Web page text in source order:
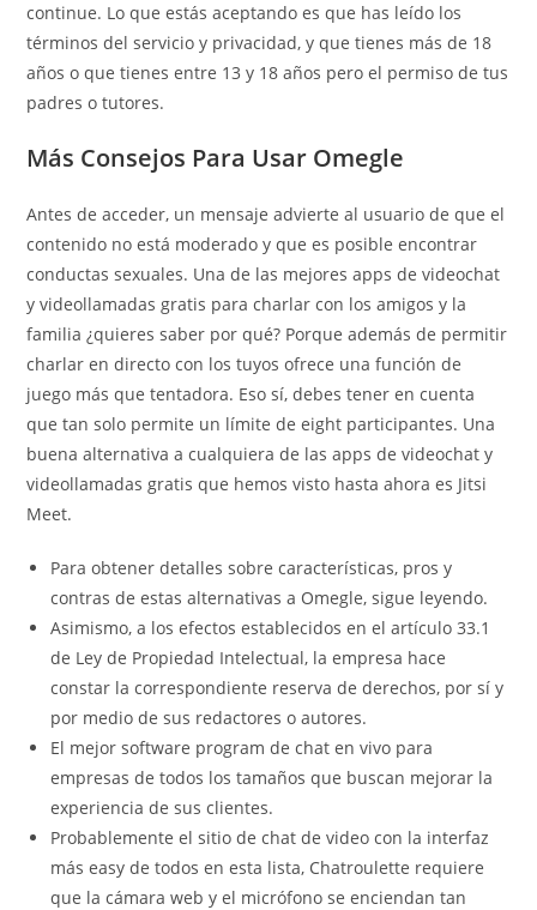
continue. Lo que estás aceptando es que has leído los
términos del servicio y privacidad, y que tienes más de 18
años o que tienes entre 13 y 18 años pero el permiso de tus
padres o tutores.
Más Consejos Para Usar Omegle
Antes de acceder, un mensaje advierte al usuario de que el
contenido no está moderado y que es posible encontrar
conductas sexuales. Una de las mejores apps de videochat
y videollamadas gratis para charlar con los amigos y la
familia ¿quieres saber por qué? Porque además de permitir
charlar en directo con los tuyos ofrece una función de
juego más que tentadora. Eso sí, debes tener en cuenta
que tan solo permite un límite de eight participantes. Una
buena alternativa a cualquiera de las apps de videochat y
videollamadas gratis que hemos visto hasta ahora es Jitsi
Meet.
Para obtener detalles sobre características, pros y
contras de estas alternativas a Omegle, sigue leyendo.
Asimismo, a los efectos establecidos en el artículo 33.1
de Ley de Propiedad Intelectual, la empresa hace
constar la correspondiente reserva de derechos, por sí y
por medio de sus redactores o autores.
El mejor software program de chat en vivo para
empresas de todos los tamaños que buscan mejorar la
experiencia de sus clientes.
Probablemente el sitio de chat de video con la interfaz
más easy de todos en esta lista, Chatroulette requiere
que la cámara web y el micrófono se enciendan tan